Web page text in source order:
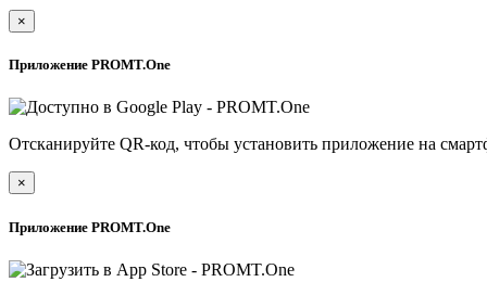
×
Приложение PROMT.One
Отсканируйте QR-код, чтобы установить приложение на
×
Приложение PROMT.One